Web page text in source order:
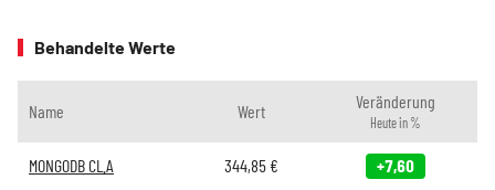
Behandelte Werte
Name Wert Veränderung
Heute in %
MONGODB CL.A 344,85 € +7,60